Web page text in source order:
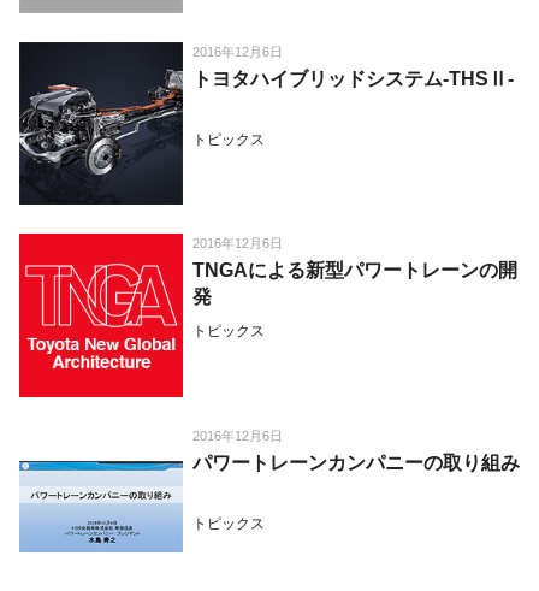
2016年12月6日
トヨタハイブリッドシステム-THSⅡ-
トピックス
2016年12月6日
TNGAによる新型パワートレーンの開
発
トピックス
2016年12月6日
パワートレーンカンパニーの取り組み
トピックス